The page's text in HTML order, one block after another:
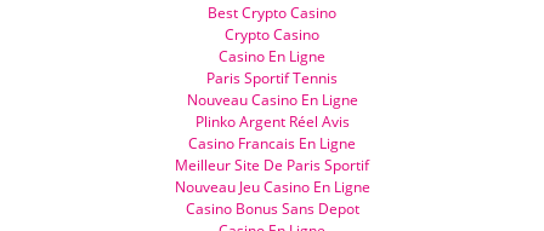
Best Crypto Casino
Crypto Casino
Casino En Ligne
Paris Sportif Tennis
Nouveau Casino En Ligne
Plinko Argent Réel Avis
Casino Francais En Ligne
Meilleur Site De Paris Sportif
Nouveau Jeu Casino En Ligne
Casino Bonus Sans Depot